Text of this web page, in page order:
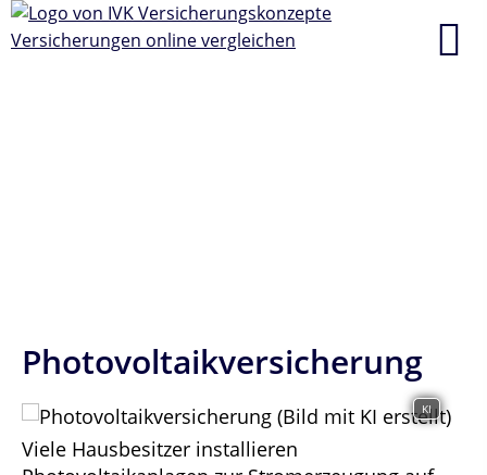
Photovoltaikversicherung
KI
Viele Hausbesitzer installieren